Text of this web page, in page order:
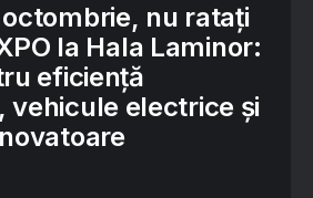
octombrie, nu ratați
la Hala Laminor:
eficiență
vehicule electrice și